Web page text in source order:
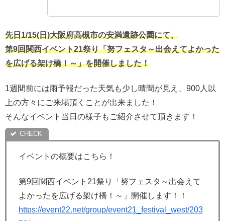
先日1/15(日)大阪府高槻市の安満遺跡公園にて、
第9回関西イベント21祭り「努フェスタ～出会えてよかった
を広げる架け橋！～」を開催しました！
1週間前には雨予報だった天気も少し晴間が見え、900人以
上の方々にご来場頂くことが出来ました！
そんなイベント当日の様子もご紹介させて頂きます！
イベントの概要はこちら！
第9回関西イベント21祭り「努フェスタ～出会えて
よかったを広げる架け橋！～」開催します！！
https://event22.net/group/event21_festival_west/203